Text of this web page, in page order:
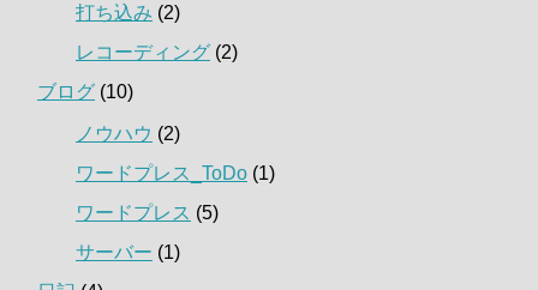
打ち込み (2)
レコーディング (2)
ブログ (10)
ノウハウ (2)
ワードプレス_ToDo (1)
ワードプレス (5)
サーバー (1)